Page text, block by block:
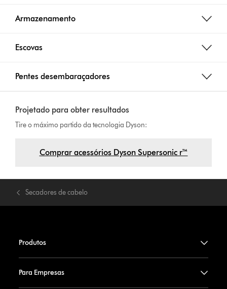
Armazenamento
Escovas
Pentes desembaraçadores
Projetado para obter resultados
Tire o máximo partido da tecnologia Dyson:
Comprar acessórios Dyson Supersonic r™
Secadores de cabelo
Produtos
Para Empresas